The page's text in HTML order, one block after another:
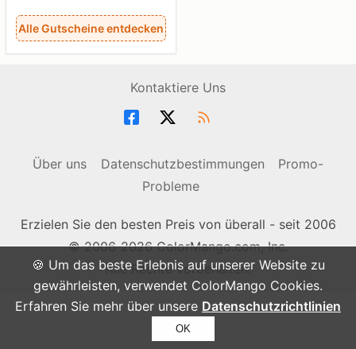
🍪 Um das beste Erlebnis auf unserer Website zu
gewährleisten, verwendet ColorMango Cookies.
Erfahren Sie mehr über unsere Datenschutzrichtlinien
OK
Alle Gutscheine entdecken
Kontaktiere Uns
Über uns Datenschutzbestimmungen
Promo-
Probleme
Erzielen Sie den besten Preis von überall - seit 2006
© 2006-2026 ColorMango.com, Inc.
Alle Rechte vorbehalten.